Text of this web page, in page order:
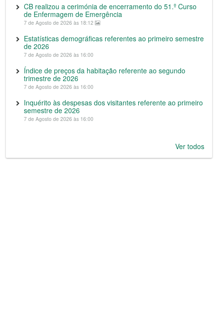
CB realizou a cerimónia de encerramento do 51.º Curso
de Enfermagem de Emergência
7 de Agosto de 2026 às 18:12
Estatísticas demográficas referentes ao primeiro semestre
de 2026
7 de Agosto de 2026 às 16:00
Índice de preços da habitação referente ao segundo
trimestre de 2026
7 de Agosto de 2026 às 16:00
Inquérito às despesas dos visitantes referente ao primeiro
semestre de 2026
7 de Agosto de 2026 às 16:00
Ver todos